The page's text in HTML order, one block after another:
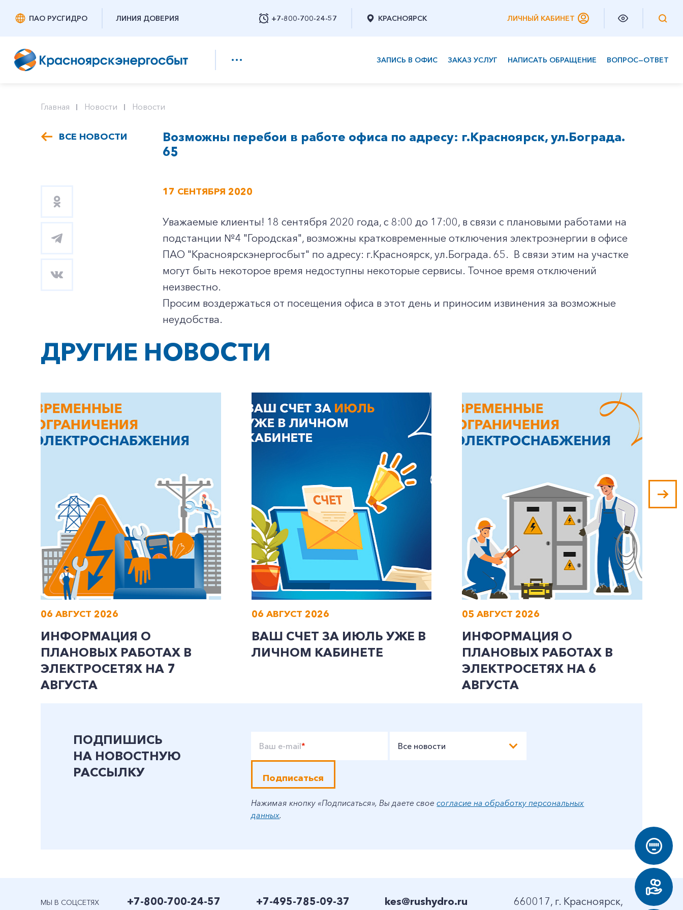
ПАО РУСГИДРО ЛИНИЯ ДОВЕРИЯ +7-800-700-24-57
Заказать обратный звонок
КРАСНОЯРСК ЛИЧНЫЙ КАБИНЕТ
ЗАПИСЬ В ОФИС ЗАКАЗ УСЛУГ НАПИСАТЬ ОБРАЩЕНИЕ ВОПРОС—ОТВЕТ
+7-800-700-24-57
Заказать обратный звонок
Частным клиентам
Корпоративным клиентам
Главная Новости Новости
ВСЕ НОВОСТИ
Возможны перебои в работе офиса по адресу: г.Красноярск, ул.Бограда.
65
17 СЕНТЯБРЯ 2020
Уважаемые клиенты! 18 сентября 2020 года, с 8:00 до 17:00, в связи с плановыми работами на
подстанции №4 "Городская", возможны кратковременные отключения электроэнергии в офисе
ПАО "Красноярскэнергосбыт" по адресу: г.Красноярск, ул.Бограда. 65. В связи этим на участке
могут быть некоторое время недоступны некоторые сервисы. Точное время отключений
неизвестно.
Просим воздержаться от посещения офиса в этот день и приносим извинения за возможные
неудобства.
ДРУГИЕ НОВОСТИ
06 АВГУСТ 2026
ИНФОРМАЦИЯ О
ПЛАНОВЫХ РАБОТАХ В
ЭЛЕКТРОСЕТЯХ НА 7
АВГУСТА
06 АВГУСТ 2026
ВАШ СЧЕТ ЗА ИЮЛЬ УЖЕ В
ЛИЧНОМ КАБИНЕТЕ
05 АВГУСТ 2026
ИНФОРМАЦИЯ О
ПЛАНОВЫХ РАБОТАХ В
ЭЛЕКТРОСЕТЯХ НА 6
АВГУСТА
ПОДПИШИСЬ
НА НОВОСТНУЮ
РАССЫЛКУ
Ваш e-mail* Все новости
Подписаться
Нажимая кнопку «Подписаться», Вы даете своесогласие на обработку персональных
данных.
МЫ В СОЦСЕТЯХ +7-800-700-24-57 +7-495-785-09-37 kes@rushydro.ru
660017, г. Красноярск,